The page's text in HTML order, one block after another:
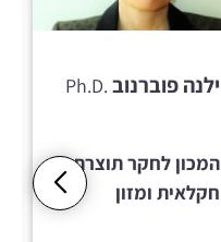
ילנה פוברנוב Ph.D.
המכון לחקר תוצרת
חקלאית ומזון